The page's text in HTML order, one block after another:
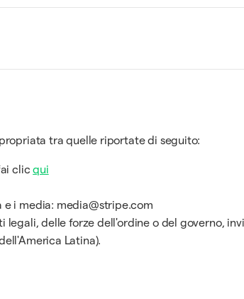
tra quelle riportate di seguito:
clicqui
i media: media@stripe.com
legali, delle forze dell'ordine o del governo,
Latina).